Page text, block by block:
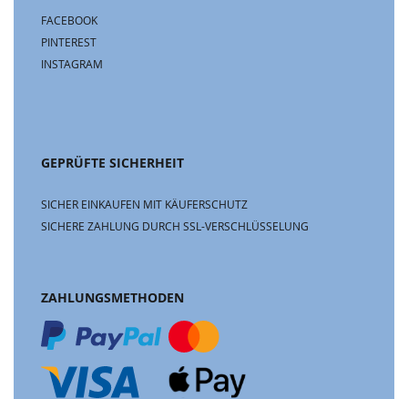
FACEBOOK
PINTEREST
INSTAGRAM
GEPRÜFTE SICHERHEIT
SICHER EINKAUFEN MIT KÄUFERSCHUTZ
SICHERE ZAHLUNG DURCH SSL-VERSCHLÜSSELUNG
ZAHLUNGSMETHODEN